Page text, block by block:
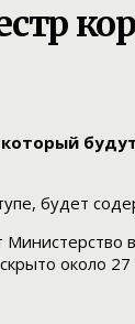
будет
около 27